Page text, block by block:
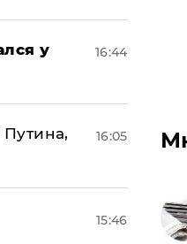
у
16:44
16:05
15:46